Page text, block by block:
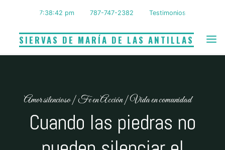
contenidoSIERVAS DE MARÍA DE LAS ANTILLAS
7:38:43 pm 787-747-2382 Testimonios
Amor silencioso|Fe en Acción|Vida en comunidad
Cuando las piedras no